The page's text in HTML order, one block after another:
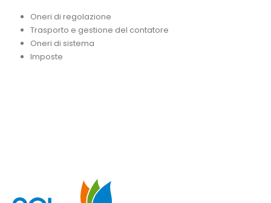
Oneri di regolazione
Trasporto e gestione del contatore
Oneri di sistema
Imposte